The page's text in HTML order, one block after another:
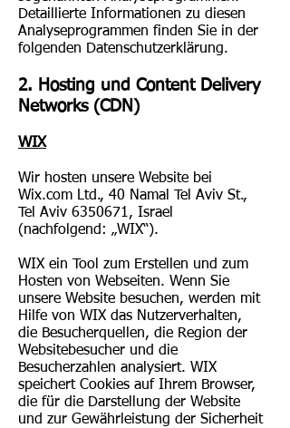
Detaillierte Informationen zu diesen
Analyseprogrammen finden Sie in der
folgenden Datenschutzerklärung.
2. Hosting und Content Delivery
Networks (CDN)
WIX
Wir hosten unsere Website bei
Wix.com Ltd., 40 Namal Tel Aviv St.,
Tel Aviv 6350671, Israel
(nachfolgend: „WIX“).
WIX ein Tool zum Erstellen und zum
Hosten von Webseiten. Wenn Sie
unsere Website besuchen, werden mit
Hilfe von WIX das Nutzerverhalten,
die Besucherquellen, die Region der
Websitebesucher und die
Besucherzahlen analysiert. WIX
speichert Cookies auf Ihrem Browser,
die für die Darstellung der Website
und zur Gewährleistung der Sicherheit